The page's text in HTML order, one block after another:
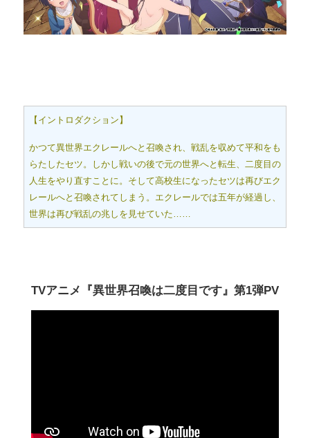
【イントロダクション】
かつて異世界エクレールへと召喚され、戦乱を収めて平和をも
らたしたセツ。しかし戦いの後で元の世界へと転生、二度目の
人生をやり直すことに。そして高校生になったセツは再びエク
レールへと召喚されてしまう。エクレールでは五年が経過し、
世界は再び戦乱の兆しを見せていた……
TVアニメ『異世界召喚は二度目です』第1弾PV